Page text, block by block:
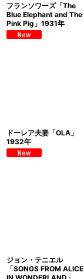
フランソワーズ「The
Blue Elephant and The
Pink Pig」1931年
ドーレア夫妻「OLA」
1932年
ジョン・テニエル
「SONGS FROM ALICE